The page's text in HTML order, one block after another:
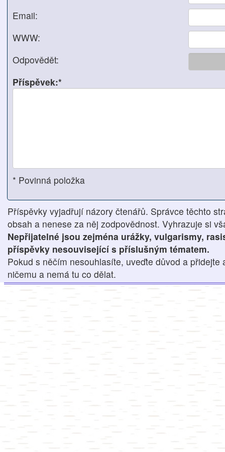
Email:
WWW:
Odpovědět:
Příspěvek:*
* Povinná položka
Příspěvky vyjadřují názory čtenářů. Správce těchto
obsah a nenese za něj zodpovědnost. Vyhrazuje si
Nepřijatelné jsou zejména urážky, vulgarismy,
příspěvky nesouvisející s příslušným tématem.
Pokud s něčím nesouhlasíte, uveďte důvod a přidejte
ničemu a nemá tu co dělat.